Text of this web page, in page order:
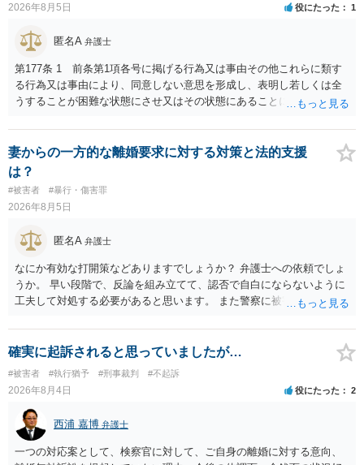
2026年8月5日 役にたった 1
匿名A 弁護士
第177条 1 前条第1項各号に掲げる行為又は事由その他これらに類す
る行為又は事由により、同意しない意思を形成し、表明し若しくは全
うすることが困難な状態にさせ又はその状態にあることに乗じて、性
く。）若しくは物を挿入する行為であってわいせつなもの（以下この
条及び第179条第2項において「性交等」という。）をした者は、婚姻
関係の有無にかかわらず、5年以上の有期拘禁刑に処する。 第176条 1
次に掲げる行為又は事由その他これらに類する行為又は事由により、
同意しない意思を形成し、表明し若しくは全うすることが困難な状態
にさせ又はその状態にあることに乗じて、わいせつな行為をした者
は、婚姻関係の有無にかかわらず、6月以上10年以下の拘禁刑に処す
る。 ③アルコール若しくは薬物を摂取させること又はそれらの影響が
あること。 以上の通りですから、アルコール摂取だけでなく、「同意
しない意思を形成し、表明し若しくは全うすることが困難な状態」で
あることが必要です。
妻からの一方的な離婚要求に対する対策と法的支援
は？
#被害者 #暴行・傷害罪
2026年8月5日
匿名A 弁護士
なにか有効な打開策などありますでしょうか？ 弁護士への依頼でしょ
うか。 早い段階で、反論を組み立てて、認否で自白にならないように
工夫して対処する必要があると思います。 また警察に被害届を出すと
告訴状を作って証拠をそろえて出すことでしょう。
確実に起訴されると思っていましたが…
#被害者 #執行猶予 #刑事裁判 #不起訴
2026年8月4日 役にたった 2
西浦 嘉博 弁護士
一つの対応案として、検察官に対して、ご自身の離婚に対する意向、